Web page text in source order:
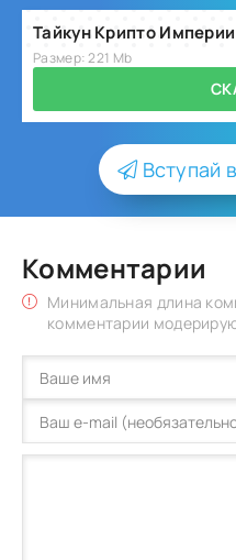
Размер: 221 Mb
Вступай
Комментарии
Минимальная длина
комментарии